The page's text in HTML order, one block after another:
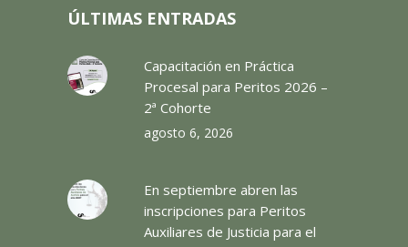
ÚLTIMAS ENTRADAS
Capacitación en Práctica
Procesal para Peritos 2026 –
2ª Cohorte
agosto 6, 2026
En septiembre abren las
inscripciones para Peritos
Auxiliares de Justicia para el